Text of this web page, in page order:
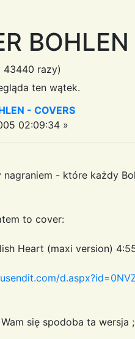
43440 razy)
ten wątek.
- COVERS
02:09:34 »
nagraniem - które każdy
to cover:
Heart (maxi version)
się spodoba ta wersja